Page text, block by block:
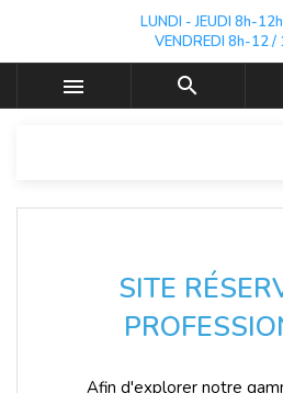
LUNDI - JEUDI 8h-
VENDREDI 8h-12 /
 
SITE
Afin d'explorer notre